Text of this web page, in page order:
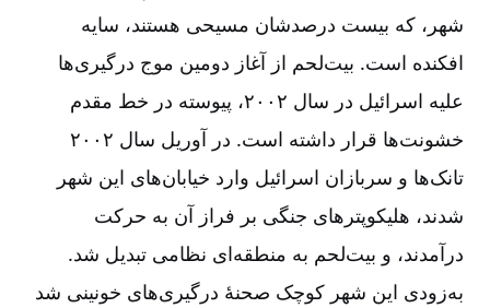
شهر، که بیست درصدشان مسیحی هستند، سایه
افکنده است. بیت‌لحم از آغاز دومین موج درگیری‌ها
علیه اسرائیل در سال ۲۰۰۲، پیوسته در خط مقدم
خشونت‌ها قرار داشته است. در آوریل سال ۲۰۰۲
تانک‌ها و سربازان اسرائیل وارد خیابان‌های این شهر
شدند، هلیکوپترهای جنگی بر فراز آن به حرکت
درآمدند، و بیت‌لحم به منطقه‌ای نظامی تبدیل شد.
به‌زودی این شهر کوچک صحنۀ درگیری‌های خونینی شد